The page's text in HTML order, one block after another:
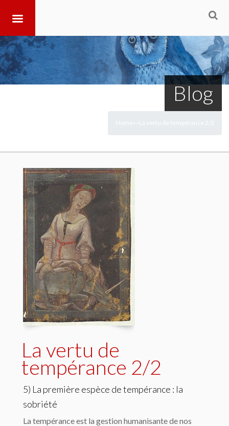
Blog
La vertu de
tempérance 2/2
5) La première espèce de tempérance : la
sobriété
La tempérance est la gestion humanisante de nos